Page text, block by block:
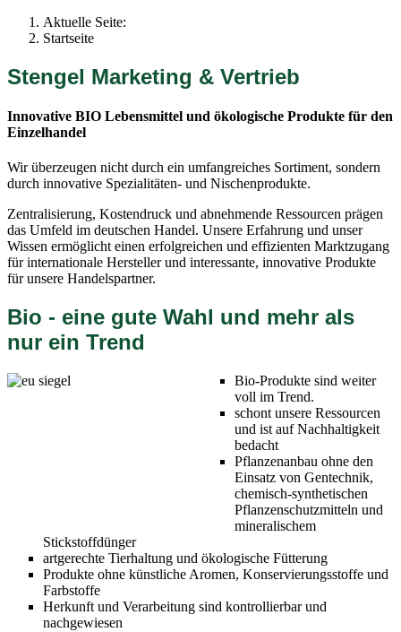
Aktuelle Seite:
Startseite
Stengel Marketing & Vertrieb
Innovative BIO Lebensmittel und ökologische Produkte für den
Einzelhandel
Wir überzeugen nicht durch ein umfangreiches Sortiment, sondern
durch innovative Spezialitäten- und Nischenprodukte.
Zentralisierung, Kostendruck und abnehmende Ressourcen prägen
das Umfeld im deutschen Handel. Unsere Erfahrung und unser
Wissen ermöglicht einen erfolgreichen und effizienten Marktzugang
für internationale Hersteller und interessante, innovative Produkte
für unsere Handelspartner.
Bio - eine gute Wahl und mehr als
nur ein Trend
Bio-Produkte sind weiter
voll im Trend.
schont unsere Ressourcen
und ist auf Nachhaltigkeit
bedacht
Pflanzenanbau ohne den
Einsatz von Gentechnik,
chemisch-synthetischen
Pflanzenschutzmitteln und
mineralischem
Stickstoffdünger
artgerechte Tierhaltung und ökologische Fütterung
Produkte ohne künstliche Aromen, Konservierungsstoffe und
Farbstoffe
Herkunft und Verarbeitung sind kontrollierbar und
nachgewiesen